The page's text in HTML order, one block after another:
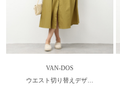
VAN-DOS
ウエスト切り替えデザ…